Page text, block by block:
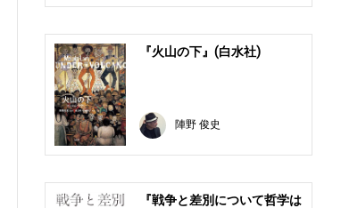
『火山の下』(白水社)
陣野 俊史
『戦争と差別について哲学は